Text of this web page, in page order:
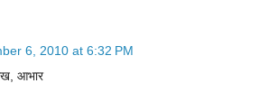
6, 2010 at 6:32 PM
आभार